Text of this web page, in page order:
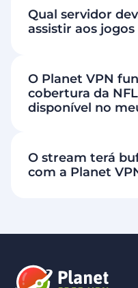
Qual servidor
assistir aos jogos
O Planet VPN
cobertura da
disponível no
O stream terá
com a Planet